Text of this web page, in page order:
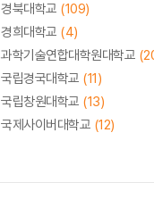
경북대학교 (109)
경희대학교 (4)
과학기술연합대학원대학교
국립경국대학교 (11)
국립창원대학교 (13)
국제사이버대학교 (12)